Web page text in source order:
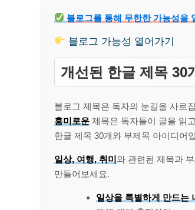
블로그를 통해 무한한 가능성을
블로그 가능성 열어가기
개선된 한글 제목 30
블로그 제목은 독자의 눈길을 사로
흥미로운 제목은 독자들이 글을 읽
한글 제목 30개와 부제목 아이디어
일상, 여행, 취미와 관련된 제목과
만들어보세요.
일상을 특별하게 만드는